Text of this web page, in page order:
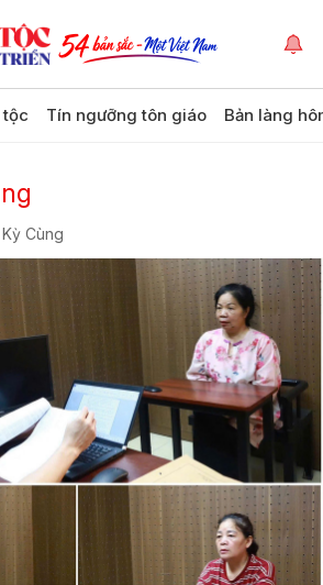
tộc Tín ngưỡng tôn giáo Bản làng
Cùng